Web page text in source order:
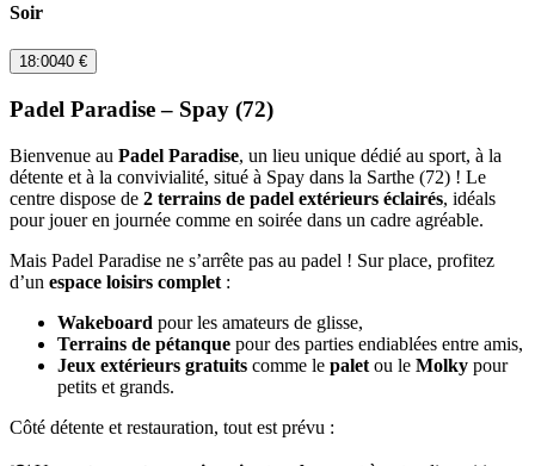
Soir
18:0040 €
Padel Paradise – Spay (72)
Bienvenue au Padel Paradise, un lieu unique dédié au sport, à la
détente et à la convivialité, situé à Spay dans la Sarthe (72) ! Le
centre dispose de 2 terrains de padel extérieurs éclairés, idéals
pour jouer en journée comme en soirée dans un cadre agréable.
Mais Padel Paradise ne s’arrête pas au padel ! Sur place, profitez
d’un espace loisirs complet :
Wakeboard pour les amateurs de glisse,
Terrains de pétanque pour des parties endiablées entre amis,
Jeux extérieurs gratuits comme le palet ou le Molky pour
petits et grands.
Côté détente et restauration, tout est prévu :